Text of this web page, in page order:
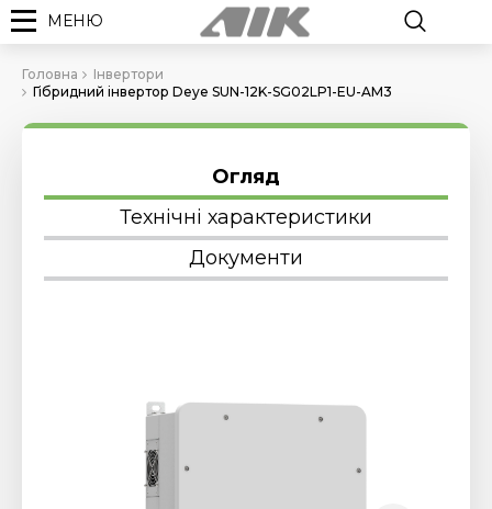
МЕНЮ
Головна
Інвертори
Гібридний інвертор Deye SUN-12K-SG02LP1-EU-AM3
Огляд
Технічні характеристики
Документи